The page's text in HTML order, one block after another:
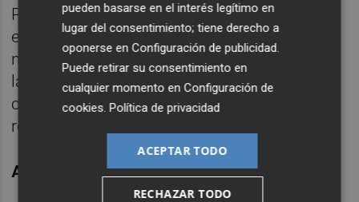
Pues bien, incluso en este caso, los bancos
españoles -cada uno de ellos en diferente
nivel naturalmente- podrían hacer frente a
las provisiones necesarias de esta nueva
clasificación sin tener que recurrir a ayuda,
rescate ni tan siquiera financiación externa.
ALENTANDO EL CRÉDITO
pueden basarse en el interés legítimo en
lugar del consentimiento; tiene derecho a
oponerse enConfiguración de publicidad.
Puede retirar su consentimiento en
cualquier momento enConfiguración de
cookies.Política de privacidad
ACEPTAR TODO
RECHAZAR TODO